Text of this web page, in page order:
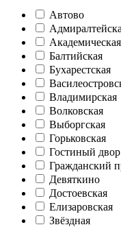
Автово
Академическая
Балтийская
Бухарестская
Владимирская
Волковская
Выборгская
Горьковская
Гостиный двор
Гражданский
Девяткино
Достоевская
Елизаровская
Звёздная